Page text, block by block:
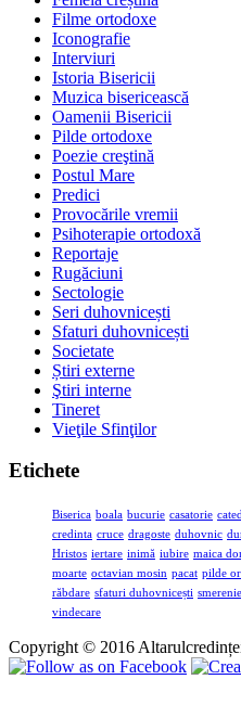
Filme ortodoxe
Iconografie
Interviuri
Istoria Bisericii
Muzica bisericească
Oamenii Bisericii
Pilde ortodoxe
Poezie creştină
Postul Mare
Predici
Provocările vremii
Psihoterapie ortodoxă
Reportaje
Rugăciuni
Sectologie
Seri duhovnicești
Sfaturi duhovnicești
Societate
Știri externe
Ştiri interne
Tineret
Vieţile Sfinţilor
Etichete
Biserica boala bucurie casatorie
credinta cruce dragoste duhovnic
Hristos iertare inimă iubire maica
moarte octavian mosin pacat pilde
răbdare sfaturi duhovnicești smerenie
vindecare
Copyright © 2016